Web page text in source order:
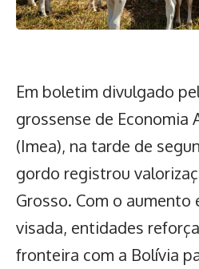
Em boletim divulgado
grossense de Economia
(Imea), na tarde de
gordo registrou
Grosso. Com o aumento
visada, entidades
fronteira com a Bolívia